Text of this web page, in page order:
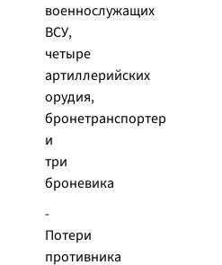
военнослужащих
ВСУ,
четыре
артиллерийских
орудия,
бронетранспортер
и
три
броневика
-
Потери
противника